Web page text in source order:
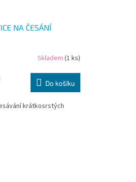
NA ČESÁNÍ
Skladem (1 ks)
Do košíku
krátkosrstých